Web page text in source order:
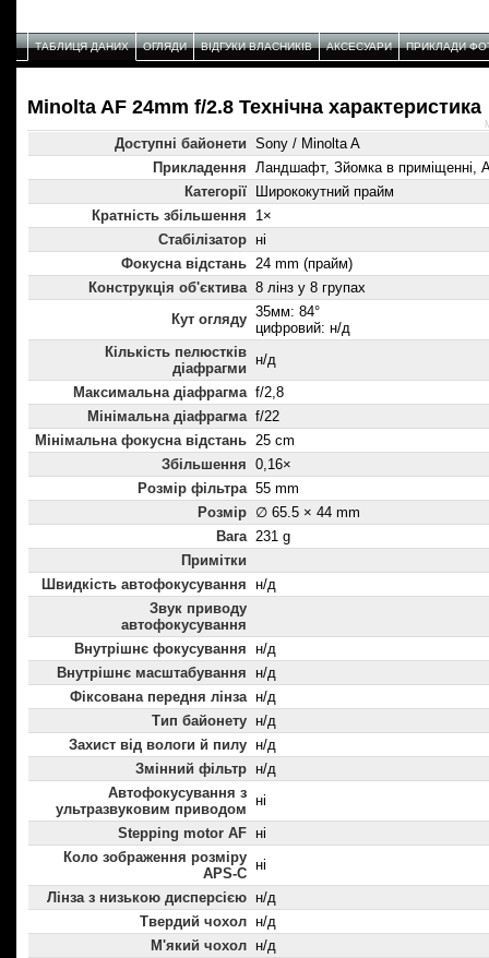
ТАБЛИЦЯ ДАНИХ ОГЛЯДИ ВІДГУКИ ВЛАСНИКІВ АКСЕСУАРИ ПРИКЛАДИ
Minolta AF 24mm f/2.8 Технічнa характеристикa
Доступні байонети Sony / Minolta A
Прикладення Ландшафт, Зйомка в приміщенні,
Категорії
Ширококутний прайм
Кратність збільшення
1×
Стабілізатор ні
Фокусна відстань 24 mm (прайм)
Конструкція об'єктива 8 лінз у 8 групах
Кут огляду 35мм: 84°
цифровий: н/д
Кількість пелюстків
діафрагми
н/д
Максимальна діафрагма f/2,8
Мінімальна діафрагма f/22
Мінімальна фокусна відстань 25 cm
Збільшення 0,16×
Розмір фільтра 55 mm
Розмір ∅ 65.5 × 44 mm
Вага 231 g
Примітки
Швидкість автофокусування н/д
Звук приводу
автофокусування
Внутрішнє фокусування н/д
Внутрішнє масштабування
н/д
Фіксована передня лінза н/д
Тип байонету н/д
Захист від вологи й пилу н/д
Змінний фільтр н/д
Автофокусування з
ультразвуковим приводом
ні
Stepping motor AF ні
Коло зображення розміру
APS-C
ні
Лінза з низькою дисперсією н/д
Твердий чохол н/д
М'який чохол н/д